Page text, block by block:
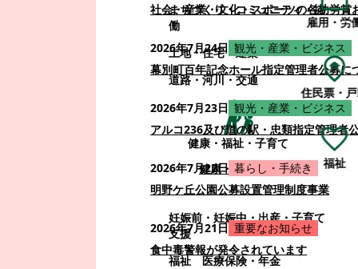
まちづくり・コミュニティ・協
働
土地・住宅・建築
道路・河川・交通
健康・福祉・子育て
健康・福祉・子育て
妊娠前・妊娠中・出産・子育て
支援
福祉
医療保険・年金
社会・産業・文化・スポーツの各功労
2026年7月24日 観光・産業・ビジネス
幕別町百年記念ホール指定管理者公募に
2026年7月23日 観光・産業・ビジネス
アルコ236及び道の駅・忠類指定管理者
2026年7月22日 暮らし・手続き
明野ケ丘公園公募設置管理制度事業
2026年7月21日 重要なお知らせ
食中毒警報が発令されています
雇用・労
住民票・
福祉